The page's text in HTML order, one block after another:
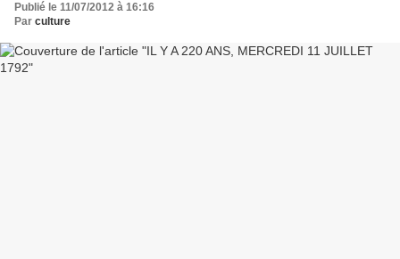
Publié le 11/07/2012 à 16:16
Par culture